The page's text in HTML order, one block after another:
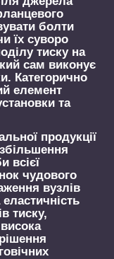
болти
їх суворо
тиску на
сам виконує
Категорично
елемент
та
продукції
всієї
чудового
вузлів
тиску,